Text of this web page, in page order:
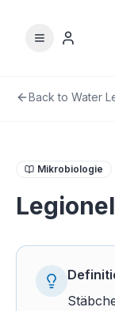
Back to Water
Mikrobiologie